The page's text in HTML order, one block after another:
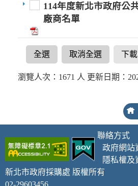
114年度新北市政府公
廠商名單
全選 取消全選 下
瀏覽人次：1671 人 更新日期：
聯絡方式
政府網站
隱私權及
新北市政府採購處 版權所有
02-29603456